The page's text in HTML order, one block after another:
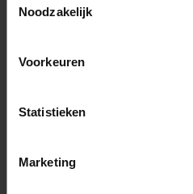
Noodzakelijk
Voorkeuren
Statistieken
Marketing